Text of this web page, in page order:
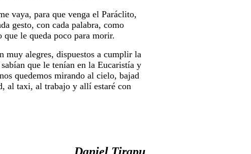
vaya, para que venga el Paráclito,
gesto, con cada palabra, como
que le queda poco para morir.
muy alegres, dispuestos a cumplir la
que le tenían en la Eucaristía y
quedemos mirando al cielo, bajad
al taxi, al trabajo y allí estaré con
Daniel Tirapu